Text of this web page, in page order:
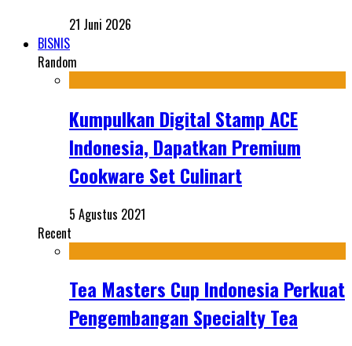
21 Juni 2026
BISNIS
Random
Kumpulkan Digital Stamp ACE
Indonesia, Dapatkan Premium
Cookware Set Culinart
5 Agustus 2021
Recent
Tea Masters Cup Indonesia Perkuat
Pengembangan Specialty Tea